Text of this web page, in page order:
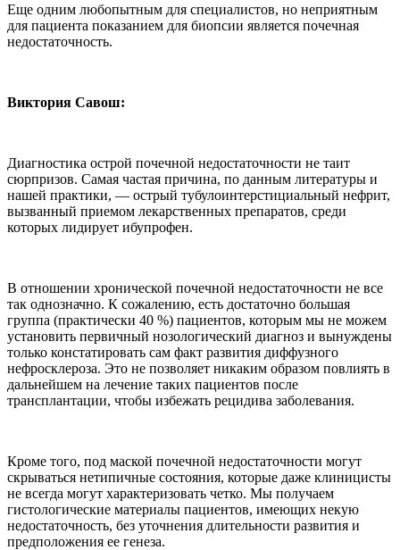
Еще одним любопытным для специалистов, но неприятным
для пациента показанием для биопсии является почечная
недостаточность.
Виктория Савош:
Диагностика острой почечной недостаточности не таит
сюрпризов. Самая частая причина, по данным литературы и
нашей практики, — острый тубулоинтерстициальный нефрит,
вызванный приемом лекарственных препаратов, среди
которых лидирует ибупрофен.
В отношении хронической почечной недостаточности не все
так однозначно. К сожалению, есть достаточно большая
группа (практически 40 %) пациентов, которым мы не можем
установить первичный нозологический диагноз и вынуждены
только констатировать сам факт развития диффузного
нефросклероза. Это не позволяет никаким образом повлиять в
дальнейшем на лечение таких пациентов после
трансплантации, чтобы избежать рецидива заболевания.
Кроме того, под маской почечной недостаточности могут
скрываться нетипичные состояния, которые даже клиницисты
не всегда могут характеризовать четко. Мы получаем
гистологические материалы пациентов, имеющих некую
недостаточность, без уточнения длительности развития и
предположения ее генеза.